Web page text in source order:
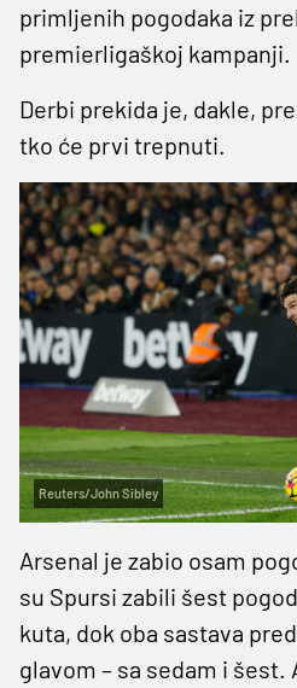
primljenih pogodaka iz
premierligaškoj kampanji.
Derbi prekida je, dakle,
tko će prvi trepnuti.
Reuters/John Sibley
Arsenal je zabio osam
su Spursi zabili šest
kuta, dok oba sastava
glavom – sa sedam i šest.